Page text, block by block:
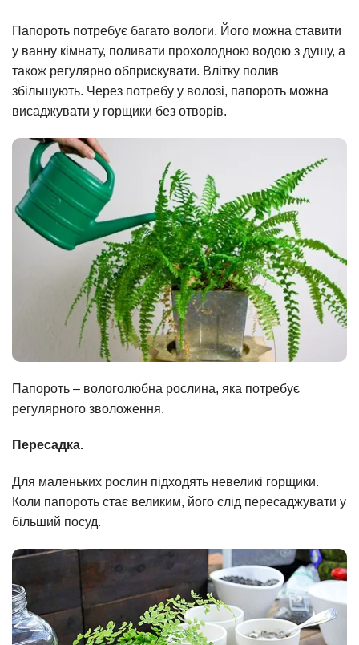
Папороть потребує багато вологи. Його можна ставити
у ванну кімнату, поливати прохолодною водою з душу, а
також регулярно обприскувати. Влітку полив
збільшують. Через потребу у волозі, папороть можна
висаджувати у горщики без отворів.
Папороть – вологолюбна рослина, яка потребує
регулярного зволоження.
Пересадка.
Для маленьких рослин підходять невеликі горщики.
Коли папороть стає великим, його слід пересаджувати у
більший посуд.